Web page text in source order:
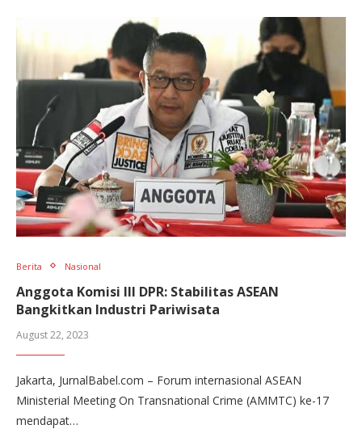
Berita Nasional
Anggota Komisi III DPR: Stabilitas ASEAN
Bangkitkan Industri Pariwisata
August 22, 2023
Jakarta, JurnalBabel.com – Forum internasional ASEAN
Ministerial Meeting On Transnational Crime (AMMTC) ke-17
mendapat…